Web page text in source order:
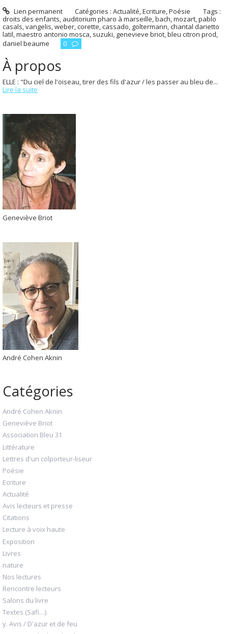
Lien permanent Catégories :Actualité,Ecriture,Poésie
Tags :
droits des enfants, auditorium pharo à marseille,bach,mozart,pablo
casals,vangelis,weber,corette,cassado, goltermann,chantal darietto
latil,maestro antonio mosca, suzuki, genevieve briot,bleu citron prod,
daniel beaume
0
À propos
ELLE : "Du ciel de l'oiseau, tirer des fils d'azur / les passer au bleu de...
Lire la suite
Geneviève Briot
André Cohen Aknin
Catégories
André Cohen Aknin
Geneviève Briot
Association Bleu 31
Littérature
Lettres d'un colporteur-liseur
Poésie
Ecriture
Actualité
Avis lecteurs et presse
Citations
Lecture à voix haute
Exposition
Livres
nature
Nos lectures
Rencontre lecteurs
Salons du livre
Textes (Safi…)
y. Avis / D'azur et de feu